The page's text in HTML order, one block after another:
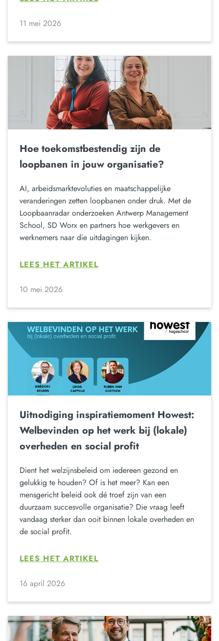
11 mei 2026
Hoe toekomstbestendig zijn de
loopbanen in jouw organisatie?
AI, arbeidsmarktevoluties en maatschappelijke
veranderingen zetten loopbanen onder druk. Met de
Loopbaanradar onderzoeken Antwerp Management
School, SD Worx en partners hoe werkgevers en
werknemers naar die uitdagingen kijken.
LEES HET ARTIKEL
10 mei 2026
Uitnodiging inspiratiemoment Howest:
Welbevinden op het werk bij (lokale)
overheden en social profit
Dient het welzijnsbeleid om iedereen gezond en
gelukkig te houden? Of is het meer? Kan een
mensgericht beleid ook dé troef zijn van een
duurzaam succesvolle organisatie? Die vraag leeft
vandaag sterker dan ooit binnen lokale overheden en
de social profit.
LEES HET ARTIKEL
16 april 2026